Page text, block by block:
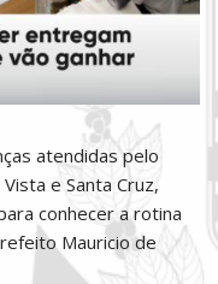
atendidas pelo
e Santa Cruz,
conhecer a rotina
Mauricio de